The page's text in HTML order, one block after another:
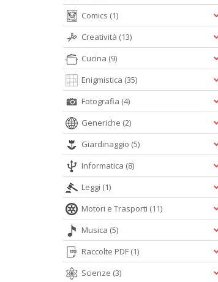
Comics (1)
Creatività (13)
Cucina (9)
Enigmistica (35)
Fotografia (4)
Generiche (2)
Giardinaggio (5)
Informatica (8)
Leggi (1)
Motori e Trasporti (11)
Musica (5)
Raccolte PDF (1)
Scienze (3)